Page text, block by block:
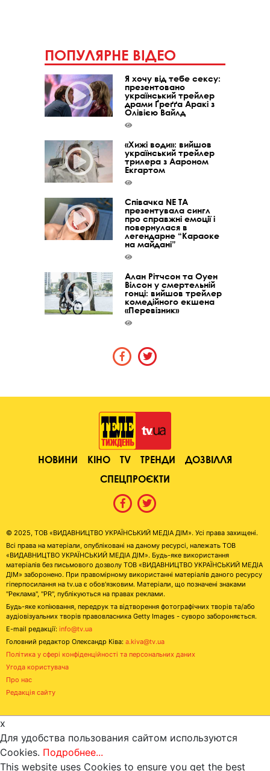
ПОПУЛЯРНЕ ВІДЕО
Я хочу від тебе сексу:
презентовано
український трейлер
драми Ґреґґа Аракі з
Олівією Вайлд
«Хижі води»: вийшов
український трейлер
трилера з Аароном
Екгартом
Співачка NE TA
презентувала сингл
про справжні емоції і
повернулася в
легендарне “Караоке
на майдані”
Алан Рітчсон та Оуен
Вілсон у смертельній
гонці: вийшов трейлер
комедійного екшена
«Перевізник»
НОВИНИ КІНО TV ТРЕНДИ
ДОЗВІЛЛЯ
СПЕЦПРОЄКТИ
© 2025, ТОВ «ВИДАВНИЦТВО УКРАЇНСЬКИЙ МЕДІА ДІМ». Усі права захищені.
Всі права на матеріали, опубліковані на даному ресурсі, належать ТОВ
«ВИДАВНИЦТВО УКРАЇНСЬКИЙ МЕДІА ДІМ». Будь-яке використання
матеріалів без письмового дозволу ТОВ «ВИДАВНИЦТВО УКРАЇНСЬКИЙ МЕДІА
ДІМ» заборонено. При правомірному використанні матеріалів даного ресурсу
гіперпосилання на tv.ua є обов'язковим. Матеріали, що позначені знаками
"Реклама", "PR", публікуються на правах реклами.
Будь-яке копіювання, передрук та відтворення фотографічних творів та/або
аудіовізуальних творів правовласника Getty Images - суворо забороняється.
E-mail редакції: info@tv.ua
Головний редактор Олександр Ківа: a.kiva@tv.ua
Політика у сфері конфіденційності та персональних даних
Угода користувача
Про нас
Редакція сайту
x
Для удобства пользования сайтом используются
Cookies. Подробнее...
This website uses Cookies to ensure you get the best